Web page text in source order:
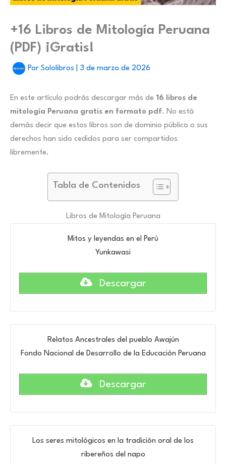
+16 Libros de Mitología Peruana
(PDF) ¡Gratis!
Por Sololibros 3 de marzo de 2026
En este artículo podrás descargar más de 16 libros de
mitología Peruana gratis en formato pdf. No está
demás decir que estos libros son de dominio público o sus
derechos han sido cedidos para ser compartidos
libremente.
Tabla de Contenidos
Libros de Mitología Peruana
Mitos y leyendas en el Perú
Yunkawasi
Descargar
Relatos Ancestrales del pueblo Awajún
Fondo Nacional de Desarrollo de la Educación Peruana
Descargar
Los seres mitológicos en la tradición oral de los
ribereños del napo